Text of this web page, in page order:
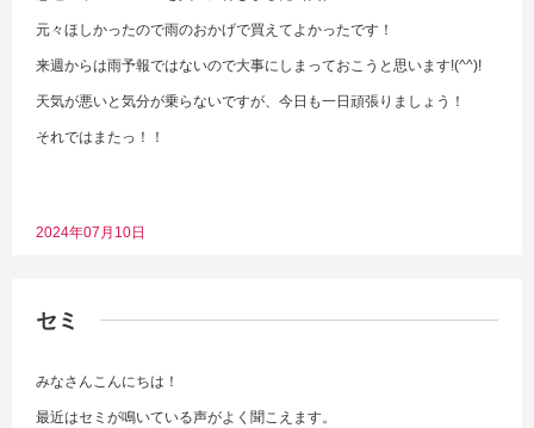
元々ほしかったので雨のおかげで買えてよかったです！
来週からは雨予報ではないので大事にしまっておこうと思います!(^^)!
天気が悪いと気分が乗らないですが、今日も一日頑張りましょう！
それではまたっ！！
2024年07月10日
セミ
みなさんこんにちは！
最近はセミが鳴いている声がよく聞こえます。